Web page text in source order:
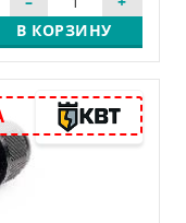
В КОРЗИНУ